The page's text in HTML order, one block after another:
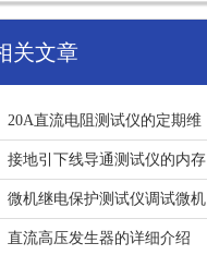
关文章
20A直流电阻测试仪的定期维
保养方法介绍
接地引下线导通测试仪的内存
作简析
微机继电保护测试仪调试微机
护装置的注意事项
直流高压发生器的详细介绍